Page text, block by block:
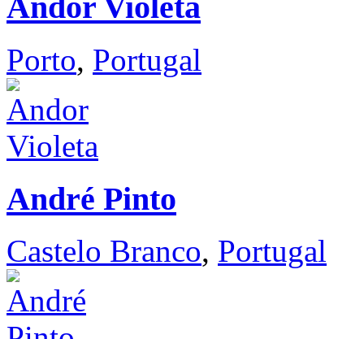
Porto, Portugal
André Pinto
Castelo Branco, Portugal